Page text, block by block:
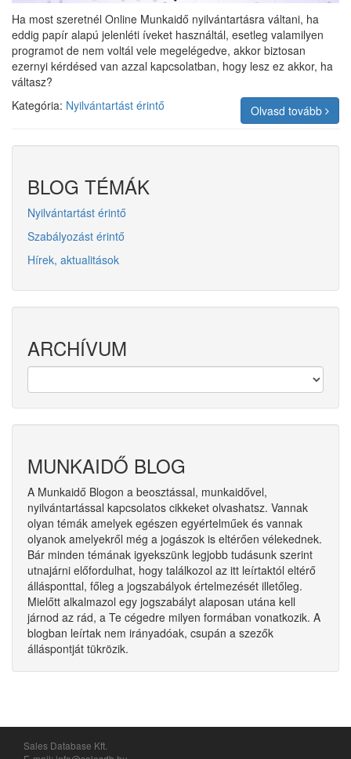
Ha most szeretnél Online Munkaidő nyilvántartásra váltani, ha
eddig papír alapú jelenléti íveket használtál, esetleg valamilyen
programot de nem voltál vele megelégedve, akkor biztosan
ezernyi kérdésed van azzal kapcsolatban, hogy lesz ez akkor, ha
váltasz?
Kategória: Nyilvántartást érintő Olvasd tovább
BLOG TÉMÁK
Nyilvántartást érintő
Szabályozást érintő
Hírek, aktualitások
ARCHÍVUM
MUNKAIDŐ BLOG
A Munkaidő Blogon a beosztással, munkaidővel,
nyilvántartással kapcsolatos cikkeket olvashatsz. Vannak
olyan témák amelyek egészen egyértelműek és vannak
olyanok amelyekről még a jogászok is eltérően vélekednek.
Bár minden témának igyekszünk legjobb tudásunk szerint
utnajárni előfordulhat, hogy találkozol az itt leírtaktól eltérő
állásponttal, főleg a jogszabályok értelmezését illetőleg.
Mielőtt alkalmazol egy jogszabályt alaposan utána kell
járnod az rád, a Te cégedre milyen formában vonatkozik. A
blogban leírtak nem irányadóak, csupán a szezők
álláspontját tükrözik.
Sales Database Kft.